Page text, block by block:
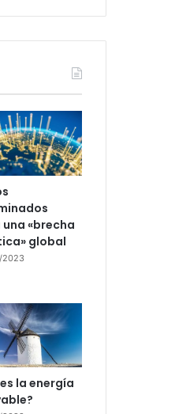
«brecha
global
2023
la energía